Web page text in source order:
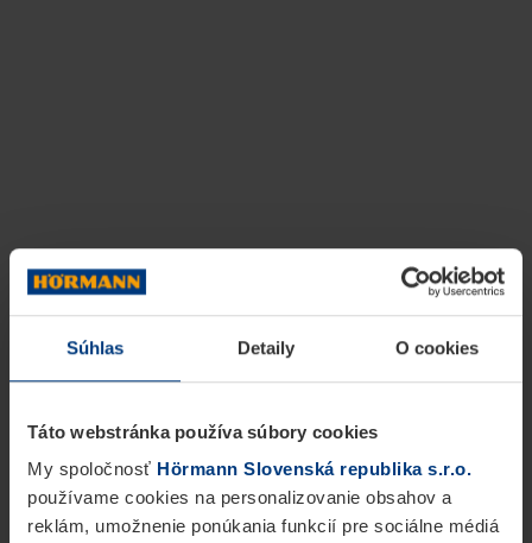
Súhlas Detaily O cookies
Táto webstránka používa súbory cookies
My spoločnosť Hörmann Slovenská republika s.r.o.
používame cookies na personalizovanie obsahov a
reklám, umožnenie ponúkania funkcií pre sociálne médiá